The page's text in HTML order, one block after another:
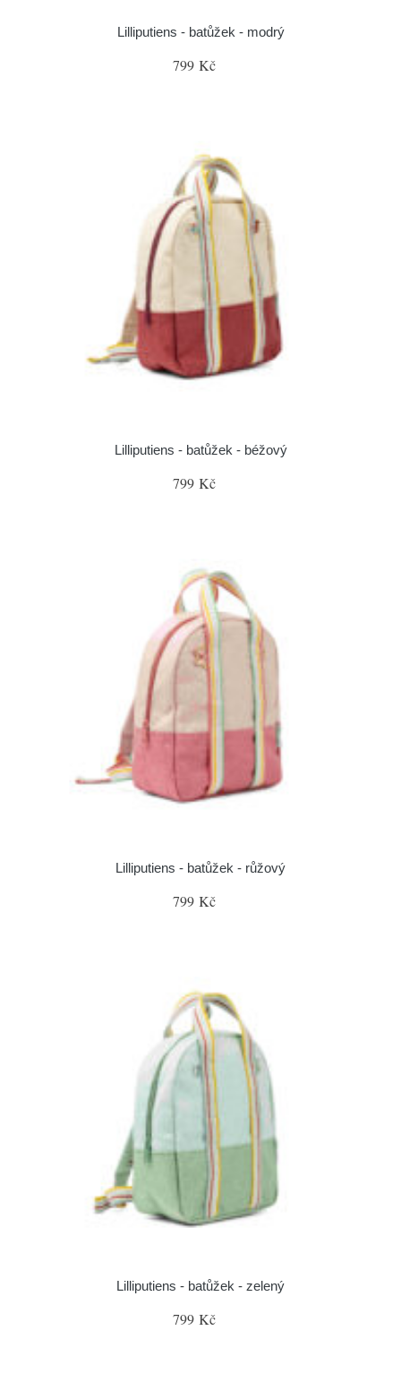
Lilliputiens - batůžek - modrý
799 Kč
Lilliputiens - batůžek - béžový
799 Kč
Lilliputiens - batůžek - růžový
799 Kč
Lilliputiens - batůžek - zelený
799 Kč